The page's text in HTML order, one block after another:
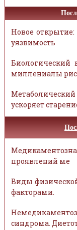
Новое
уязвимость
Биологический
миллениалы
ускоряет
проявлений ме
Виды
факторами.
синдрома.